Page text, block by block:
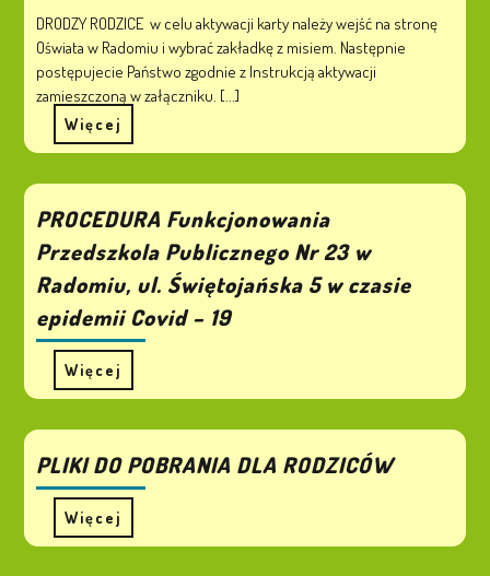
DRODZY RODZICE w celu aktywacji karty należy wejść na stronę
Oświata w Radomiu i wybrać zakładkę z misiem. Następnie
postępujecie Państwo zgodnie z Instrukcją aktywacji
zamieszczoną w załączniku. [...]
Więcej
PROCEDURA Funkcjonowania
Przedszkola Publicznego Nr 23 w
Radomiu, ul. Świętojańska 5 w czasie
epidemii Covid – 19
Więcej
PLIKI DO POBRANIA DLA RODZICÓW
Więcej